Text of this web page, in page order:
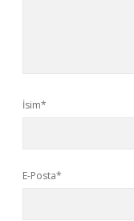
İsim*
E-Posta*